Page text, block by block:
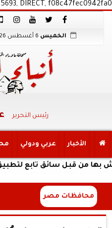
DIRECT, f08c47fec0942fa0
الخميس
رئيس التحرير
الأخبار عربي ودولي
قبل سائق تابع لتطبيق النقل
محافظات مصر